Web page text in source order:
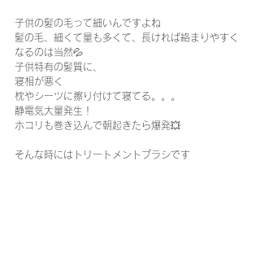
子供の髪の毛って細いんですよね
髪の毛、細くて量も多くて、長ければ絡まりやすく
なるのは当然💦
子供特有の髪質に、
寝相が悪く
枕やシーツに擦り付けて寝てる。。。
静電気大量発生！
ホコリも巻き込んで朝起きたら爆発💥
そんな時にはトリートメントブラシです